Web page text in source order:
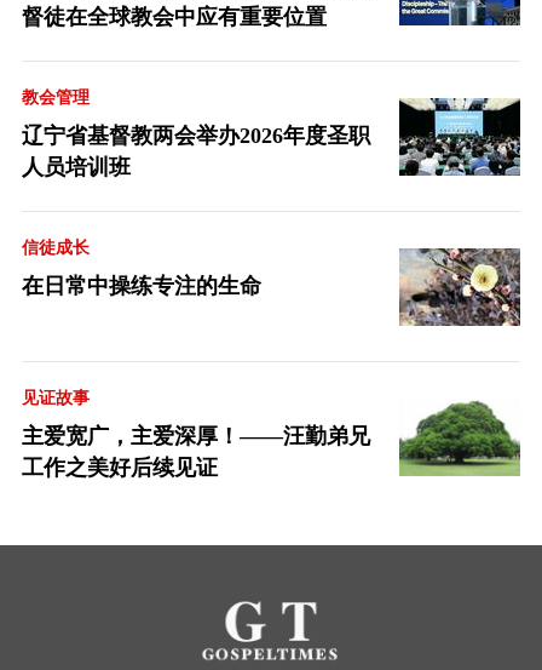
督徒在全球教会中应有重要位置
教会管理
辽宁省基督教两会举办2026年度圣职
人员培训班
信徒成长
在日常中操练专注的生命
见证故事
主爱宽广，主爱深厚！——汪勤弟兄
工作之美好后续见证